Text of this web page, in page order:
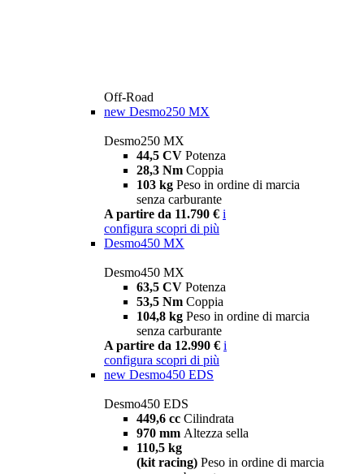
Off-Road
new Desmo250 MX
Desmo250 MX
44,5 CV Potenza
28,3 Nm Coppia
103 kg Peso in ordine di marcia
senza carburante
A partire da 11.790 € i
configura scopri di più
Desmo450 MX
Desmo450 MX
63,5 CV Potenza
53,5 Nm Coppia
104,8 kg Peso in ordine di marcia
senza carburante
A partire da 12.990 € i
configura scopri di più
new Desmo450 EDS
Desmo450 EDS
449,6 cc Cilindrata
970 mm Altezza sella
110,5 kg
(kit racing) Peso in ordine di marcia